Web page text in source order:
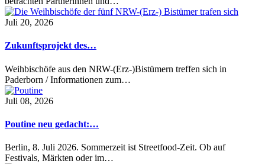
Juli 20, 2026
Zukunftsprojekt des…
Weihbischöfe aus den NRW-(Erz-)Bistümern treffen sich in
Paderborn / Informationen zum…
Juli 08, 2026
Poutine neu gedacht:…
Berlin, 8. Juli 2026. Sommerzeit ist Streetfood-Zeit. Ob auf
Festivals, Märkten oder im…